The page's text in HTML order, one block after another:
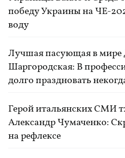
победу Украины на ЧЕ-
воду
Лучшая пасующая в мире
Шаргородская: В
долго праздновать
Герой итальянских СМИ
Александр Чумаченко:
на рефлексе